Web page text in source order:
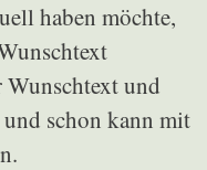
haben möchte,
Wunschtext und
schon kann mit